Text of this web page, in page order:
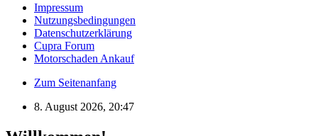
Impressum
Nutzungsbedingungen
Datenschutzerklärung
Cupra Forum
Motorschaden Ankauf
Zum Seitenanfang
8. August 2026, 20:47